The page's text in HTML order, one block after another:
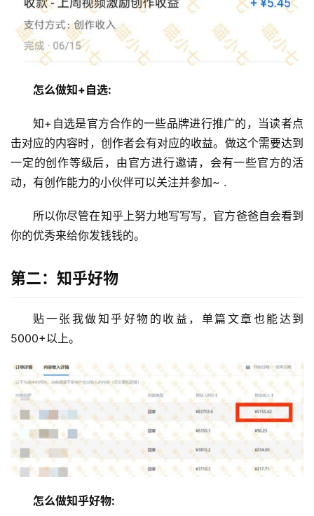
怎么做知+自选:
知+自选是官方合作的一些品牌进行推广的，当读者点
击对应的内容时，创作者会有对应的收益。做这个需要达到
一定的创作等级后，由官方进行邀请，会有一些官方的活
动，有创作能力的小伙伴可以关注并参加~ .
所以你尽管在知乎上努力地写写写，官方爸爸自会看到
你的优秀来给你发钱钱的。
第二：知乎好物
贴一张我做知乎好物的收益，单篇文章也能达到
5000+以上。
怎么做知乎好物: